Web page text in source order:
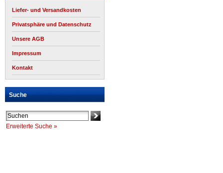
Liefer- und Versandkosten
Privatsphäre und Datenschutz
Unsere AGB
Impressum
Kontakt
Suche
Erweiterte Suche »